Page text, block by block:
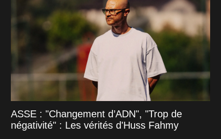
ASSE : "Changement d’ADN", "Trop de
négativité" : Les vérités d'Huss Fahmy